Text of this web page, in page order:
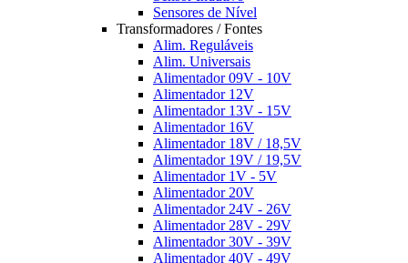
Sensores de Nível
Transformadores / Fontes
Alim. Reguláveis
Alim. Universais
Alimentador 09V - 10V
Alimentador 12V
Alimentador 13V - 15V
Alimentador 16V
Alimentador 18V / 18,5V
Alimentador 19V / 19,5V
Alimentador 1V - 5V
Alimentador 20V
Alimentador 24V - 26V
Alimentador 28V - 29V
Alimentador 30V - 39V
Alimentador 40V - 49V